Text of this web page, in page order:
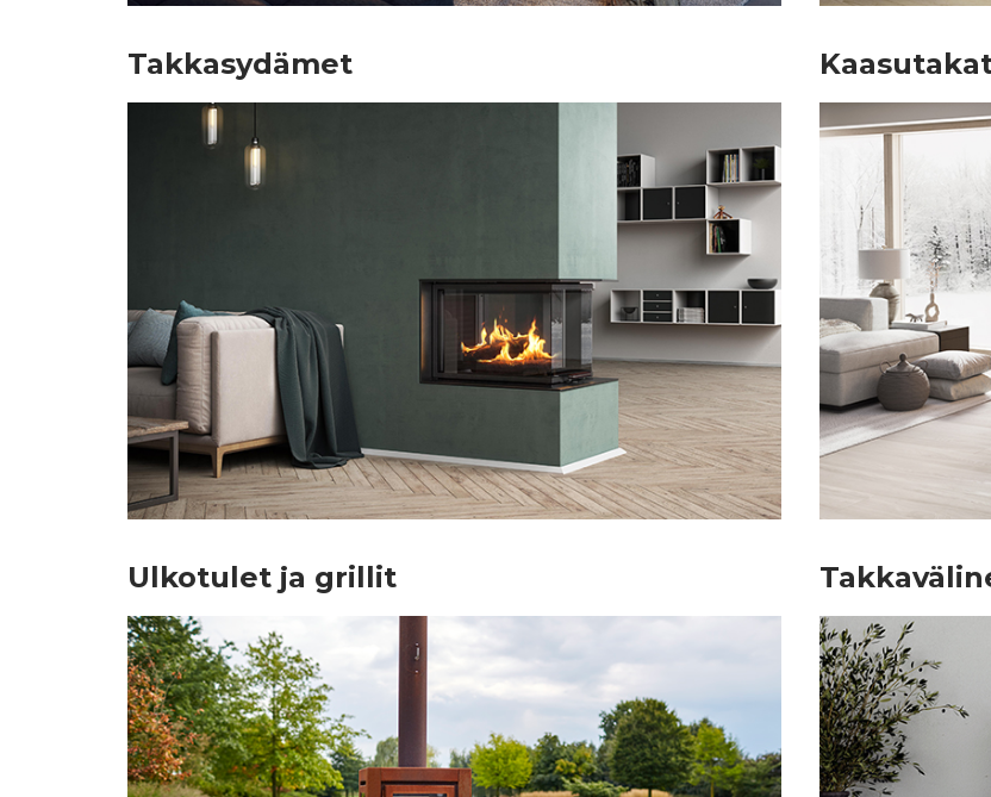
Takkasydämet
Ulkotulet ja grillit